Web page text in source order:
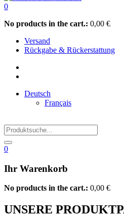
0
No products in the cart.: 0,00 €
Versand
Rückgabe & Rückerstattung
Deutsch
Français
0
Ihr Warenkorb
No products in the cart.: 0,00 €
UNSERE